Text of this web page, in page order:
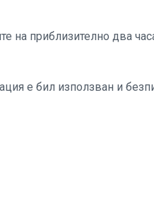
приблизително два
е бил използван и